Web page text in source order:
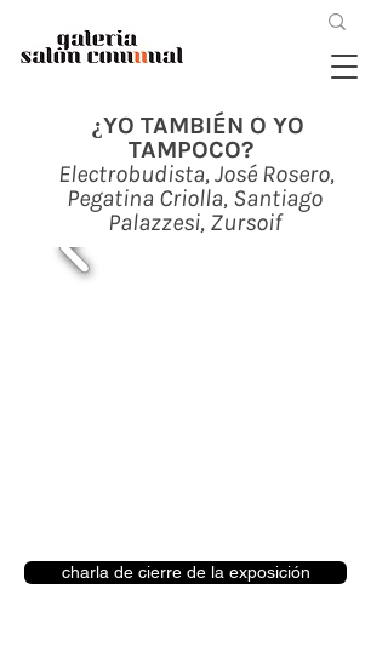
¿YO TAMBIÉN O YO
TAMPOCO?
Electrobudista, José Rosero,
Pegatina Criolla, Santiago
Palazzesi, Zursoif
charla de cierre de la exposición